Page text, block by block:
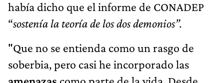
había dicho que el informe de CONADEP
“sostenía la teoría de los dos demonios”.
"Que no se entienda como un rasgo de
soberbia, pero casi he incorporado las